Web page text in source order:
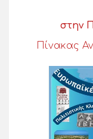
στην
Πίνακας